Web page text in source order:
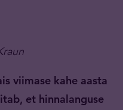
viimase kahe aasta
et hinnalanguse